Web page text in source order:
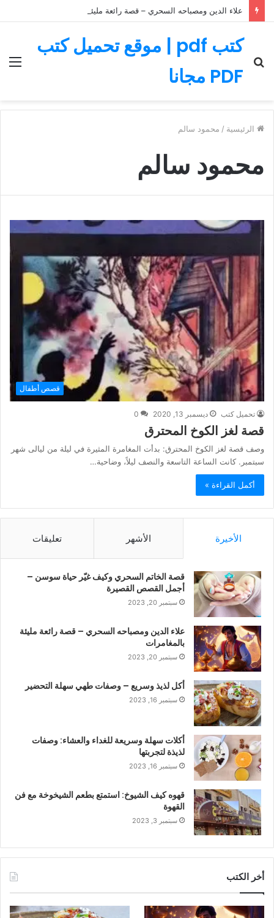
علاء الدين ومصباحه السحري – قصة رائعة مليئة بالمغامرات
كتب pdf | موقع تحميل كتب
PDF مجاناعن
الرئيسية / محمود سالم
محمود سالم
قصص أطفال
تحميل كتب ديسمبر 13, 2020 0
قصة لغز الكوخ المحترق
وصف قصة لغز الكوخ المحترق: بدأت المغامرة المثيرة في ليلة من ليالى شهر
سبتمبر. كانت الساعة التاسعة والنصف ليلاً، وضاحية…
أكمل القراءة »
الأخيرة الأشهر تعليقات
قصة الخاتم السحري وكيف غيّر حياة سوسن –
أجمل القصص القصيرة
سبتمبر 20, 2023
علاء الدين ومصباحه السحري – قصة رائعة مليئة
بالمغامرات
سبتمبر 20, 2023
أكل لذيذ وسريع – وصفات طهي سهلة التحضير
سبتمبر 16, 2023
أكلات سهلة وسريعة للغداء والعشاء: وصفات
لذيذة لتجربتها
سبتمبر 16, 2023
قهوه كيف الشيوخ: استمتع بطعم الشيخوخة مع فن
القهوة
سبتمبر 3, 2023
أخر الكتب